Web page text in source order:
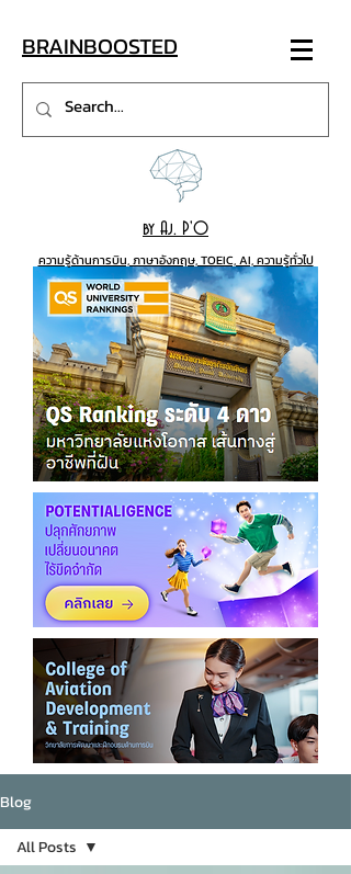
BRAINBOOSTED
by Aj. P'O
ความรู้ด้านการบิน, ภาษาอังกฤษ, TOEIC, AI, ความรู้ทั่วไป
Blog
All Posts